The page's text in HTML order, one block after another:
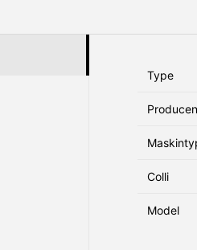
Type
Colli
Model